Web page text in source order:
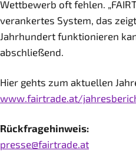
Wettbewerb oft fehlen.
verankertes System, das
Jahrhundert funktionieren
abschließend.
Hier gehts zum aktuellen
www.fairtrade.at/
Rückfragehinweis:
presse@fairtrade.at